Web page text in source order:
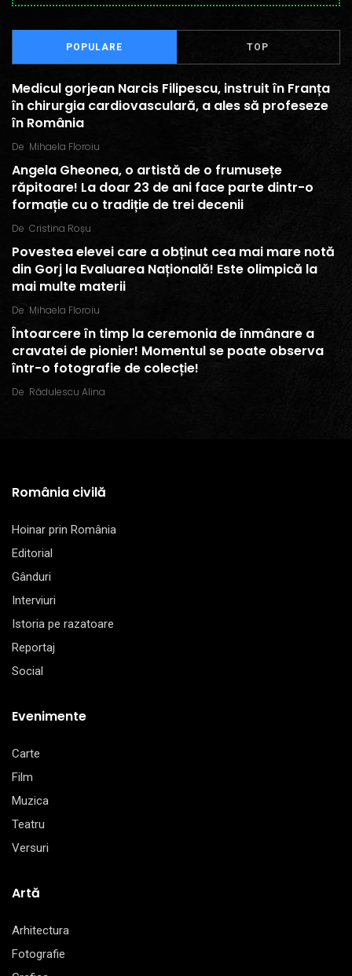
POPULARE TOP
Medicul gorjean Narcis Filipescu, instruit în Franța
în chirurgia cardiovasculară, a ales să profeseze
în România
De Mihaela Floroiu
Angela Gheonea, o artistă de o frumusețe
răpitoare! La doar 23 de ani face parte dintr-o
formație cu o tradiție de trei decenii
De Cristina Roșu
Povestea elevei care a obținut cea mai mare notă
din Gorj la Evaluarea Națională! Este olimpică la
mai multe materii
De Mihaela Floroiu
Întoarcere în timp la ceremonia de înmânare a
cravatei de pionier! Momentul se poate observa
într-o fotografie de colecție!
De Rădulescu Alina
România civilă
Hoinar prin România
Editorial
Gânduri
Interviuri
Istoria pe razatoare
Reportaj
Social
Evenimente
Carte
Film
Muzica
Teatru
Versuri
Artă
Arhitectura
Fotografie